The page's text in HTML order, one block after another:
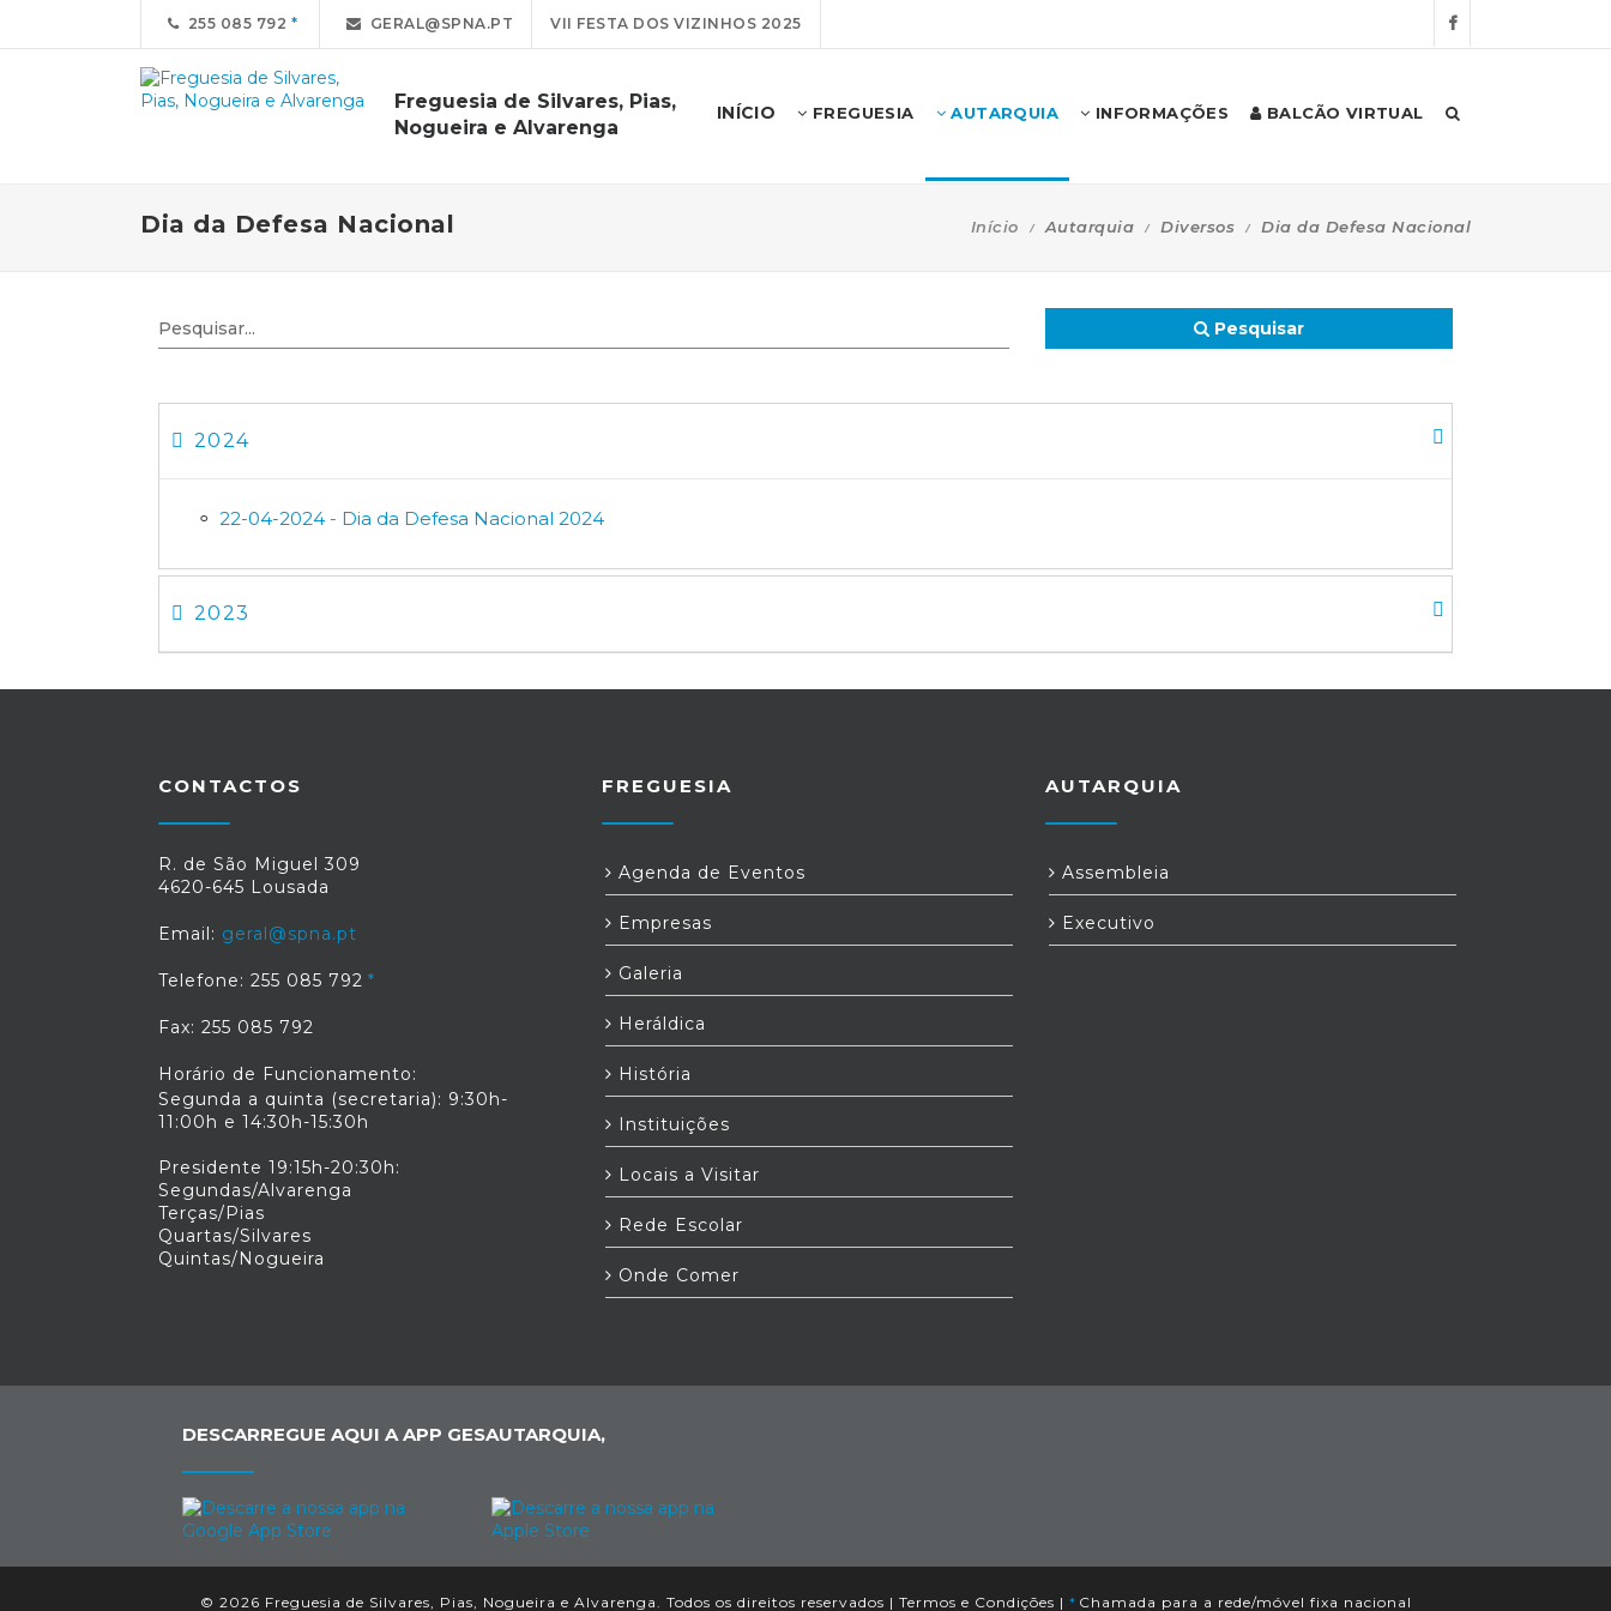
255 085 792 GERAL@SPNA.PT VII FESTA DOS VIZINHOS 2025
Freguesia de Silvares, Pias,
Nogueira e Alvarenga
INÍCIO FREGUESIA AUTARQUIA INFORMAÇÕES BALCÃO VIRTUAL
Dia da Defesa Nacional Início Autarquia Diversos Dia da Defesa Nacional
Pesquisar
2024
22-04-2024 - Dia da Defesa Nacional 2024
2023
CONTACTOS
R. de São Miguel 309
4620-645 Lousada
Email: geral@spna.pt
Telefone: 255 085 792
Fax: 255 085 792
Horário de Funcionamento:
Segunda a quinta (secretaria): 9:30h-
11:00h e 14:30h-15:30h
Presidente 19:15h-20:30h:
Segundas/Alvarenga
Terças/Pias
Quartas/Silvares
Quintas/Nogueira
FREGUESIA
Agenda de Eventos
Empresas
Galeria
Heráldica
História
Instituições
Locais a Visitar
Rede Escolar
Onde Comer
AUTARQUIA
Assembleia
Executivo
DESCARREGUE AQUI A APP GESAUTARQUIA,
© 2026 Freguesia de Silvares, Pias, Nogueira e Alvarenga. Todos os direitos reservados | Termos e Condições | * Chamada para a rede/móvel fixa nacional